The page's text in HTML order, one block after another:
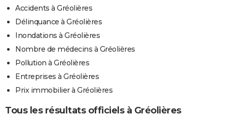
Accidents à Gréolières
Délinquance à Gréolières
Inondations à Gréolières
Nombre de médecins à Gréolières
Pollution à Gréolières
Entreprises à Gréolières
Prix immobilier à Gréolières
Tous les résultats officiels à Gréolières